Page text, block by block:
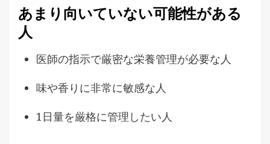
あまり向いていない可能性がある
人
医師の指示で厳密な栄養管理が必要な人
味や香りに非常に敏感な人
1日量を厳格に管理したい人